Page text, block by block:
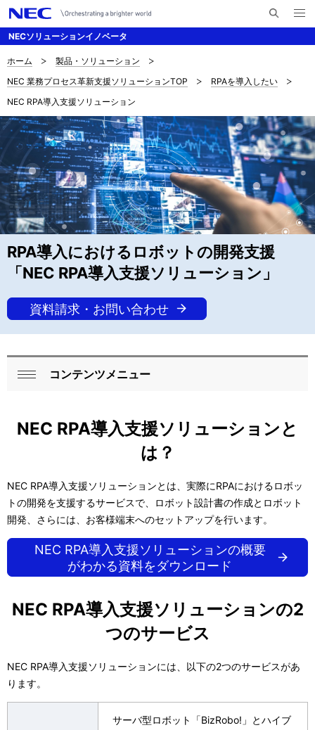
NECソリューションイノベータ
検
メ
ニ
ナ
ビ
ゲ
ー
シ
ョ
ン
サ
イ
ト
内
の
現
在
位
置
ホーム
製品・ソリューション
NEC 業務プロセス革新支援ソリューションTOP
RPAを導入したい
NEC RPA導入支援ソリューション
RPA導入におけるロボットの開発支援
「NEC RPA導入支援ソリューション」
資料請求・お問い合わせ
ロ
カ
ナ
ビ
ゲ
ョ
る
コンテンツメニュー
NEC RPA導入支援ソリューションと
は？
NEC RPA導入支援ソリューションとは、実際にRPAにおけるロボッ
トの開発を支援するサービスで、ロボット設計書の作成とロボット
開発、さらには、お客様端末へのセットアップを行います。
NEC RPA導入支援ソリューションの概要
がわかる資料をダウンロード
NEC RPA導入支援ソリューションの2
つのサービス
NEC RPA導入支援ソリューションには、以下の2つのサービスがあ
ります。
サーバ型ロボット「BizRobo!」とハイブ